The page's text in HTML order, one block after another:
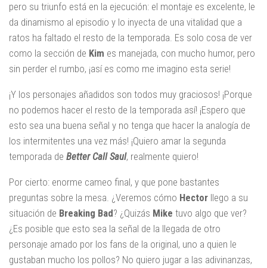
pero su triunfo está en la ejecución: el montaje es excelente, le
da dinamismo al episodio y lo inyecta de una vitalidad que a
ratos ha faltado el resto de la temporada. Es solo cosa de ver
como la sección de Kim es manejada, con mucho humor, pero
sin perder el rumbo, ¡así es como me imagino esta serie!
¡Y los personajes añadidos son todos muy graciosos! ¡Porque
no podemos hacer el resto de la temporada así! ¡Espero que
esto sea una buena señal y no tenga que hacer la analogía de
los intermitentes una vez más! ¡Quiero amar la segunda
temporada de Better Call Saul, realmente quiero!
Por cierto: enorme cameo final, y que pone bastantes
preguntas sobre la mesa. ¿Veremos cómo Hector llego a su
situación de Breaking Bad? ¿Quizás Mike tuvo algo que ver?
¿Es posible que esto sea la señal de la llegada de otro
personaje amado por los fans de la original, uno a quien le
gustaban mucho los pollos? No quiero jugar a las adivinanzas,